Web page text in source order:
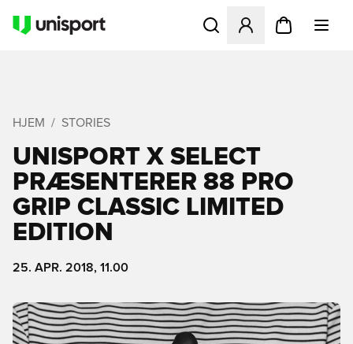
Åbner en Modal til at
HJEM STORIES
UNISPORT X SELECT
PRÆSENTERER 88 PRO
GRIP CLASSIC LIMITED
EDITION
25. APR. 2018, 11.00